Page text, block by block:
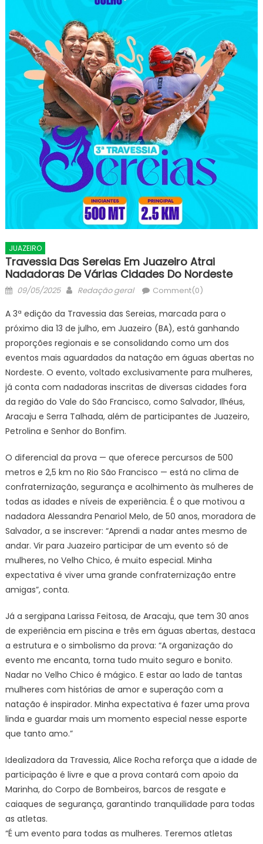
JUAZEIRO
Travessia Das Sereias Em Juazeiro Atrai
Nadadoras De Várias Cidades Do Nordeste
Posted
09/05/2025 Author
Redação geral Comment(0)
A 3ª edição da Travessia das Sereias, marcada para o
próximo dia 13 de julho, em Juazeiro (BA), está ganhando
proporções regionais e se consolidando como um dos
eventos mais aguardados da natação em águas abertas no
Nordeste. O evento, voltado exclusivamente para mulheres,
já conta com nadadoras inscritas de diversas cidades fora
da região do Vale do São Francisco, como Salvador, Ilhéus,
Aracaju e Serra Talhada, além de participantes de Juazeiro,
Petrolina e Senhor do Bonfim.
O diferencial da prova — que oferece percursos de 500
metros e 2,5 km no Rio São Francisco — está no clima de
confraternização, segurança e acolhimento às mulheres de
todas as idades e níveis de experiência. É o que motivou a
nadadora Alessandra Penariol Melo, de 50 anos, moradora de
Salvador, a se inscrever: “Aprendi a nadar antes mesmo de
andar. Vir para Juazeiro participar de um evento só de
mulheres, no Velho Chico, é muito especial. Minha
expectativa é viver uma grande confraternização entre
amigas”, conta.
Já a sergipana Larissa Feitosa, de Aracaju, que tem 30 anos
de experiência em piscina e três em águas abertas, destaca
a estrutura e o simbolismo da prova: “A organização do
evento me encanta, torna tudo muito seguro e bonito.
Nadar no Velho Chico é mágico. E estar ao lado de tantas
mulheres com histórias de amor e superação com a
natação é inspirador. Minha expectativa é fazer uma prova
linda e guardar mais um momento especial nesse esporte
que tanto amo.”
Idealizadora da Travessia, Alice Rocha reforça que a idade de
participação é livre e que a prova contará com apoio da
Marinha, do Corpo de Bombeiros, barcos de resgate e
caiaques de segurança, garantindo tranquilidade para todas
as atletas.
“É um evento para todas as mulheres. Teremos atletas